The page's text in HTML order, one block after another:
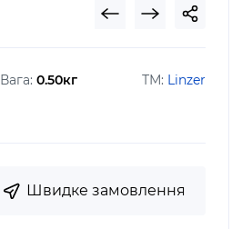
ТМ: Linzer
Вага: 0.50кг
Швидке замовлення